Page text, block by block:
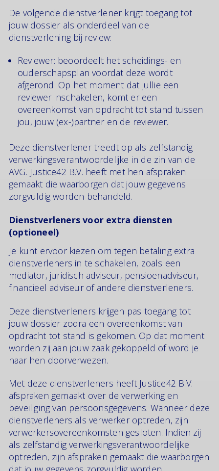
De volgende dienstverlener krijgt toegang tot
jouw dossier als onderdeel van de
dienstverlening bij review:
Reviewer: beoordeelt het scheidings- en
ouderschapsplan voordat deze wordt
afgerond. Op het moment dat jullie een
reviewer inschakelen, komt er een
overeenkomst van opdracht tot stand tussen
jou, jouw (ex-)partner en de reviewer.
Deze dienstverlener treedt op als zelfstandig
verwerkingsverantwoordelijke in de zin van de
AVG. Justice42 B.V. heeft met hen afspraken
gemaakt die waarborgen dat jouw gegevens
zorgvuldig worden behandeld.
Dienstverleners voor extra diensten
(optioneel)
Je kunt ervoor kiezen om tegen betaling extra
dienstverleners in te schakelen, zoals een
mediator, juridisch adviseur, pensioenadviseur,
financieel adviseur of andere dienstverleners.
Deze dienstverleners krijgen pas toegang tot
jouw dossier zodra een overeenkomst van
opdracht tot stand is gekomen. Op dat moment
worden zij aan jouw zaak gekoppeld of word je
naar hen doorverwezen.
Met deze dienstverleners heeft Justice42 B.V.
afspraken gemaakt over de verwerking en
beveiliging van persoonsgegevens. Wanneer deze
dienstverleners als verwerker optreden, zijn
verwerkersovereenkomsten gesloten. Indien zij
als zelfstandig verwerkingsverantwoordelijke
optreden, zijn afspraken gemaakt die waarborgen